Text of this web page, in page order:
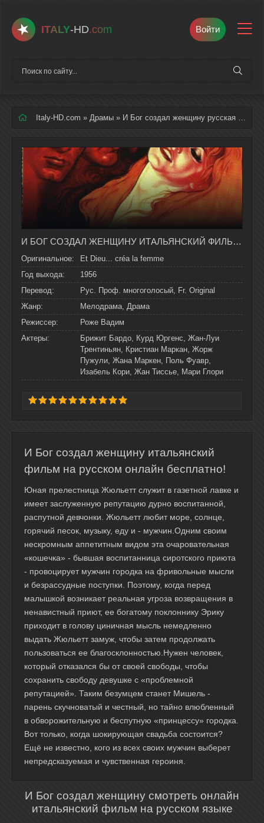
ITALY-HD.com Войти
Italy-HD.com » Драмы » И Бог создал женщину русская озвучка полностью смотреть онлайн
И БОГ СОЗДАЛ ЖЕНЩИНУ ИТАЛЬЯНСКИЙ ФИЛЬМ НА РУССКОМ ЯЗЫКЕ В ХОРОШЕМ КАЧЕСТВЕ
Оригинальное:
Et Dieu... créa la femme
Год выхода:
1956
Перевод:
Рус. Проф. многоголосый, Fr. Original
Жанр:
Мелодрама, Драма
Режиссер:
Роже Вадим
Актеры:
Брижит Бардо, Курд Юргенс, Жан-Луи
Трентиньян, Кристиан Маркан, Жорж
Пужули, Жана Маркен, Поль Фуавр,
Изабель Кори, Жан Тиссье, Мари Глори
И Бог создал женщину итальянский
фильм на русском онлайн бесплатно!
Юная прелестница Жюльетт служит в газетной лавке и
имеет заслуженную репутацию дурно воспитанной,
распутной девчонки. Жюльетт любит море, солнце,
горячий песок, музыку, еду и - мужчин.Одним своим
нескромным аппетитным видом эта очаровательная
«кошечка» - бывшая воспитанница сиротского приюта
- провоцирует мужчин городка на фривольные мысли
и безрассудные поступки. Поэтому, когда перед
малышкой возникает реальная угроза возвращения в
ненавистный приют, ее богатому поклоннику Эрику
приходит в голову циничная мысль немедленно
выдать Жюльетт замуж, чтобы затем продолжать
пользоваться ее благосклонностью.Нужен человек,
который отказался бы от своей свободы, чтобы
сохранить свободу девушке с «проблемной
репутацией». Таким безумцем станет Мишель -
парень скучноватый и честный, но тайно влюбленный
в обворожительную и беспутную «принцессу» городка.
Вот только, когда шокирующая свадьба состоится?
Ещё не известно, кого из всех своих мужчин выберет
непредсказуемая и чувственная героиня.
И Бог создал женщину смотреть онлайн
итальянский фильм на русском языке